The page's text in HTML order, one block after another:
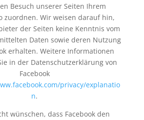
Besuch unserer Seiten Ihrem
zuordnen. Wir weisen darauf hin,
der Seiten keine Kenntnis vom
Daten sowie deren Nutzung
erhalten. Weitere Informationen
in der Datenschutzerklärung von
Facebook
privacy/explanatio
n.
wünschen, dass Facebook den